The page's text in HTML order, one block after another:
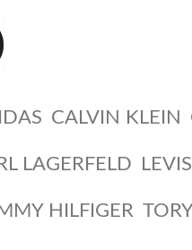
CALVIN KLEIN
LAGERFELD LEVIS
HILFIGER